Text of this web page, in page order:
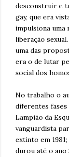
desconstruir e
gay, que era
impulsiona uma
liberação
uma das
era o de lutar
social dos
No trabalho o
diferentes fases
Lampião da
vanguardista
extinto em
durou até o ano